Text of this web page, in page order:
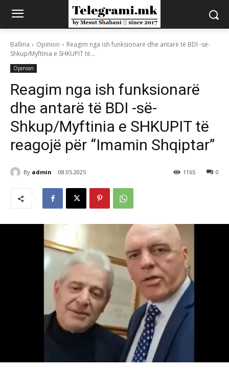
Ballina Opinion
Reagim nga ish funksionarë dhe antarë të BDI -së-
Shkup/Myftinia e SHKUPIT të...
Opinion
Reagim nga ish funksionarë
dhe antarë të BDI -së-
Shkup/Myftinia e SHKUPIT të
reagojë për “Imamin Shqiptar”
By admin 08.05.2025 0
1165